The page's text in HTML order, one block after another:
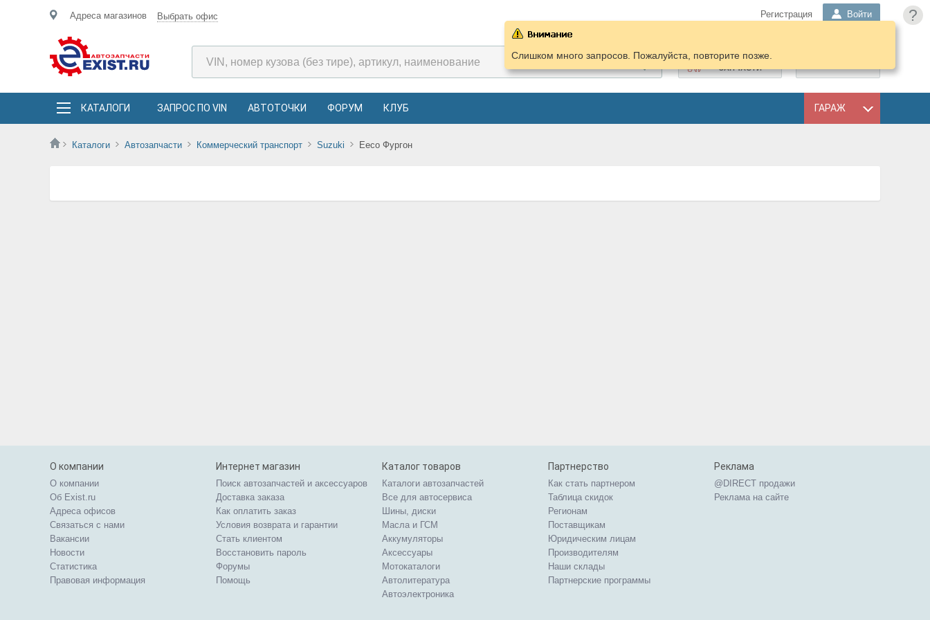
?
Адреса магазинов Выбрать офис Регистрация Войти
ПОДОБРАТЬ
ЗАПЧАСТИ
КАТАЛОГИ ЗАПРОС ПО VIN АВТОТОЧКИ ФОРУМ КЛУБ ГАРАЖ
Каталоги Автозапчасти Коммерческий транспорт Suzuki Eeco Фургон
Слишком много запросов. Пожалуйста, повторите позже.
О компании
О компании
Об Exist.ru
Адреса офисов
Связаться с нами
Вакансии
Новости
Статистика
Правовая информация
Интернет магазин
Поиск автозапчастей и аксессуаров
Доставка заказа
Как оплатить заказ
Условия возврата и гарантии
Стать клиентом
Восстановить пароль
Форумы
Помощь
Каталог товаров
Каталоги автозапчастей
Все для автосервиса
Шины, диски
Масла и ГСМ
Аккумуляторы
Аксессуары
Мотокаталоги
Автолитература
Автоэлектроника
Партнерство
Как стать партнером
Таблица скидок
Регионам
Поставщикам
Юридическим лицам
Производителям
Наши склады
Партнерские программы
Реклама
@DIRECT продажи
Реклама на сайте